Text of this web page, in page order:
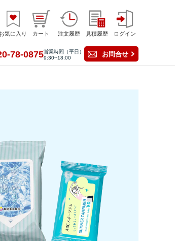
お気に入り カート 注文履歴 見積履歴 ログイン
78-0875営業時間（平日）
9:30~18:00
お問合せ